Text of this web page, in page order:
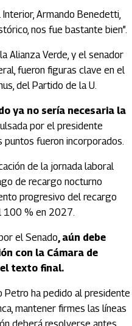
Armando Benedetti,
nos fue bastante bien”.
Alianza Verde, y el senador
fueron figuras clave en el
del Partido de la U.
ya no sería necesaria la
por el presidente
puntos fueron incorporados.
de la jornada laboral
de recargo nocturno
progresivo del recargo
100 % en 2027.
el Senado, aún debe
con la Cámara de
texto final.
Petro ha pedido al presidente
mantener firmes las líneas